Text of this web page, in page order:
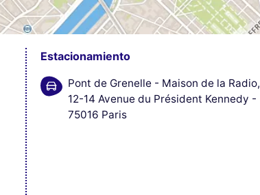
Estacionamiento
Pont de Grenelle - Maison de la Radio,
12-14 Avenue du Président Kennedy -
75016 Paris